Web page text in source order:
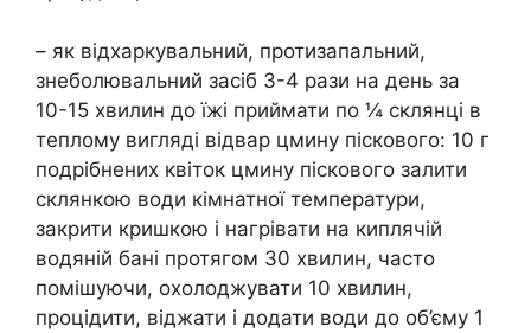
– як відхаркувальний, протизапальний,
знеболювальний засіб 3-4 рази на день за
10-15 хвилин до їжі приймати по ¼ склянці в
теплому вигляді відвар цмину піскового: 10 г
подрібнених квіток цмину піскового залити
склянкою води кімнатної температури,
закрити кришкою і нагрівати на киплячій
водяній бані протягом 30 хвилин, часто
помішуючи, охолоджувати 10 хвилин,
процідити, віджати і додати води до об’єму 1